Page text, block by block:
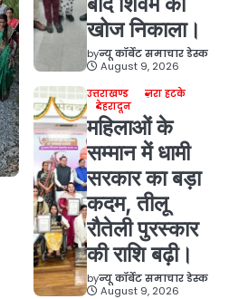
खोज निकाला।
byन्यू कॉर्बेट समाचार डेस्क
August 9, 2026
उत्तराखण्ड
ज़रा हटके
देहरादून
महिलाओं के
सम्मान में धामी
सरकार का बड़ा
कदम, तीलू
रौतेली पुरस्कार
की राशि बढ़ी।
byन्यू कॉर्बेट समाचार डेस्क
August 9, 2026